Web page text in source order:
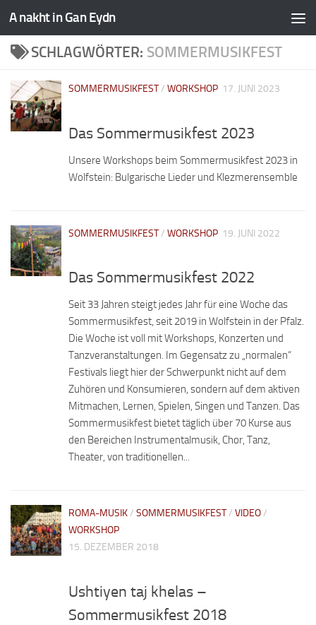
A nakht in Gan Eydn
SCHLAGWÖRTER: SOMMERMUSIKFEST
SOMMERMUSIKFEST/ WORKSHOP 17. JUNI 2023
Das Sommermusikfest 2023
Unsere Workshops beim Sommermusikfest 2023 in
Wolfstein: Bulgarische Lieder und Klezmerensemble
SOMMERMUSIKFEST/ WORKSHOP 19. JUNI 2022
Das Sommermusikfest 2022
Seit 33 Jahren steigt jedes Jahr für eine Woche das
Sommermusikfest, seit 2019 in Wolfstein in der Pfalz.
Die Woche ist voll mit Workshops, Konzerten und
Tanzveranstaltungen. Im Gegensatz zu „normalen“
Festivals liegt hier der Schwerpunkt nicht auf dem
Zuhören und Konsumieren, sondern auf dem aktiven
Mitmachen, Lernen, Spielen, Singen und Tanzen. Das
Sommermusikfest bietet täglich über 70 Kurse aus
den Bereichen Instrumentalmusik, Chor, Tanz,
Theater, von traditionellen...
ROMA-MUSIK/ SOMMERMUSIKFEST/ VIDEO/
WORKSHOP
15. DEZEMBER 2018
Ushtiyen taj khelas –
Sommermusikfest 2018